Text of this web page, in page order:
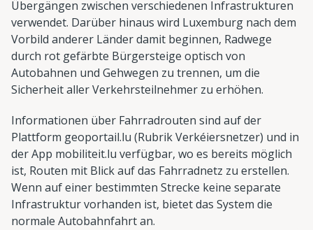
Übergängen zwischen verschiedenen Infrastrukturen
verwendet. Darüber hinaus wird Luxemburg nach dem
Vorbild anderer Länder damit beginnen, Radwege
durch rot gefärbte Bürgersteige optisch von
Autobahnen und Gehwegen zu trennen, um die
Sicherheit aller Verkehrsteilnehmer zu erhöhen.
Informationen über Fahrradrouten sind auf der
Plattform geoportail.lu (Rubrik Verkéiersnetzer) und in
der App mobiliteit.lu verfügbar, wo es bereits möglich
ist, Routen mit Blick auf das Fahrradnetz zu erstellen.
Wenn auf einer bestimmten Strecke keine separate
Infrastruktur vorhanden ist, bietet das System die
normale Autobahnfahrt an.